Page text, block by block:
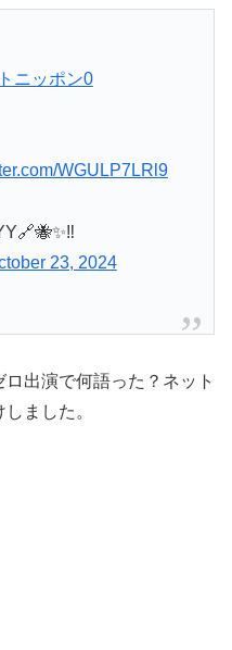
ニッポン0
WGULP7LRl9
23, 2024
出演で何語った？ネット
ました。